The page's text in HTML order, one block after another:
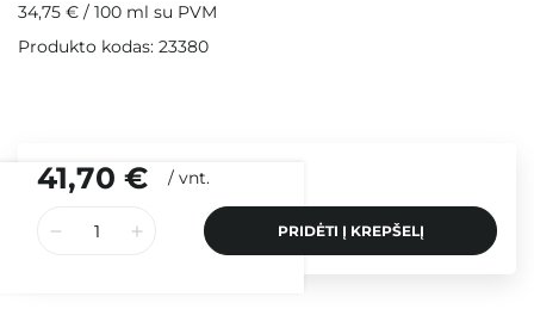
41,70 € / vnt.
PRIDĖTI Į KREPŠELĮ
34,75 € / 100 ml su PVM
Produkto kodas: 23380